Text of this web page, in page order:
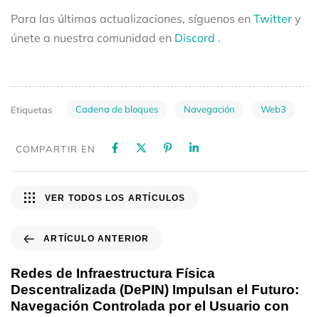
Para las últimas actualizaciones, síguenos en Twitter y
únete a nuestra comunidad en Discord .
Etiquetas Cadena de bloques Navegación Web3
COMPARTIR EN
ARTÍCULO ANTERIOR
Redes de Infraestructura Física
Descentralizada (DePIN) Impulsan el Futuro:
Navegación Controlada por el Usuario con
VER TODOS LOS ARTÍCULOS